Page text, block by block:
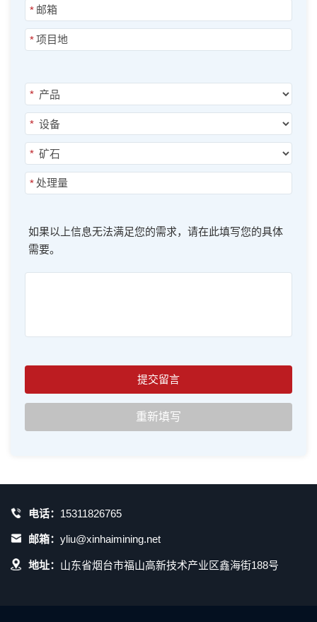
*
*
*
*
*
*
如果以上信息无法满足您的需求，请在此填写您的具体
需要。
电话： 15311826765
邮箱： yliu@xinhaimining.net
地址： 山东省烟台市福山高新技术产业区鑫海街188号